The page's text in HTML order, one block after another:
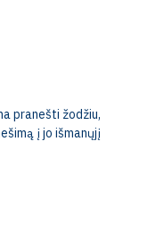
pranešti žodžiu,
į jo išmanųjį